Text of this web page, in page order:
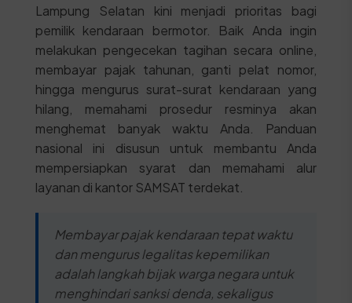
Lampung Selatan kini menjadi prioritas bagi
pemilik kendaraan bermotor. Baik Anda ingin
melakukan pengecekan tagihan secara online,
membayar pajak tahunan, ganti pelat nomor,
hingga mengurus surat-surat kendaraan yang
hilang, memahami prosedur resminya akan
menghemat banyak waktu Anda. Panduan
nasional ini disusun untuk membantu Anda
mempersiapkan syarat dan memahami alur
layanan di kantor SAMSAT terdekat.
Membayar pajak kendaraan tepat waktu
dan mengurus legalitas kepemilikan
adalah langkah bijak warga negara untuk
menghindari sanksi denda, sekaligus